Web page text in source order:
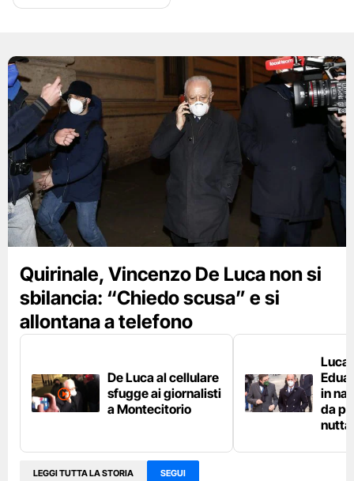
Quirinale, Vincenzo De Luca non si
sbilancia: “Chiedo scusa” e si
allontana a telefono
De Luca al cellulare
sfugge ai giornalisti
a Montecitorio
Luca
in
da
LEGGI TUTTA LA STORIA SEGUI